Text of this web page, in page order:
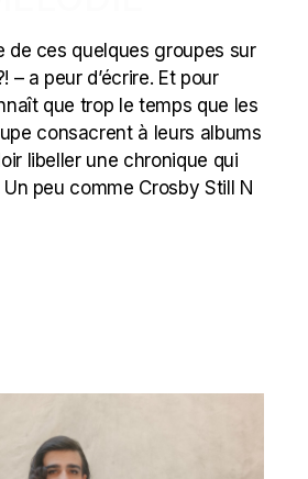
de ces quelques groupes sur
– a peur d’écrire. Et pour
que trop le temps que les
consacrent à leurs albums
libeller une chronique qui
peu comme Crosby Still N